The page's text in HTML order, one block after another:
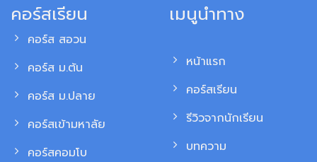
คอร์สเรียน
คอร์ส สอวน
คอร์ส ม.ต้น
คอร์ส ม.ปลาย
คอร์สเข้ามหาลัย
คอร์สคอมโบ
เมนูนำทาง
หน้าแรก
คอร์สเรียน
รีวิวจากนักเรียน
บทความ